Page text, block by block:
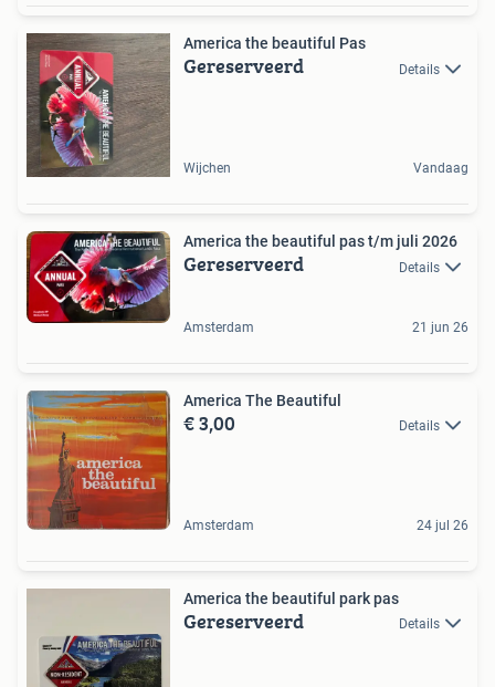
America the beautiful Pas
Gereserveerd Details
Wijchen Vandaag
America the beautiful pas t/m juli 2026
Gereserveerd Details
Amsterdam 21 jun 26
America The Beautiful
€ 3,00 Details
Amsterdam 24 jul 26
America the beautiful park pas
Gereserveerd Details